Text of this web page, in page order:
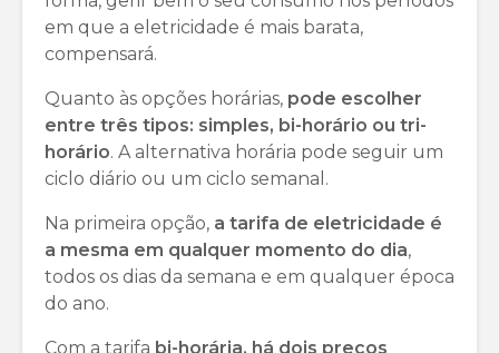
em que a eletricidade é mais barata,
compensará.
Quanto às opções horárias, pode escolher
entre três tipos: simples, bi-horário ou tri-
horário. A alternativa horária pode seguir um
ciclo diário ou um ciclo semanal.
Na primeira opção, a tarifa de eletricidade é
a mesma em qualquer momento do dia,
todos os dias da semana e em qualquer época
do ano.
Com a tarifa bi-horária, há dois preços